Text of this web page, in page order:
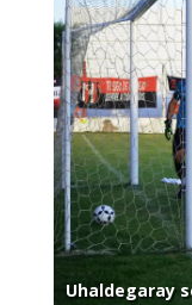
Uhaldegaray